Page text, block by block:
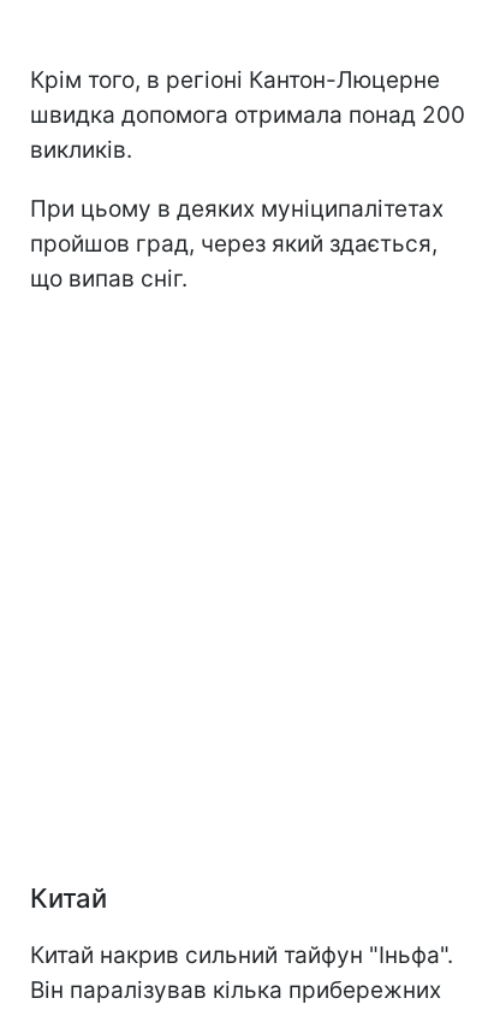
Крім того, в регіоні Кантон-Люцерне
швидка допомога отримала понад 200
викликів.
При цьому в деяких муніципалітетах
пройшов град, через який здається,
що випав сніг.
Китай
Китай накрив сильний тайфун "Іньфа".
Він паралізував кілька прибережних